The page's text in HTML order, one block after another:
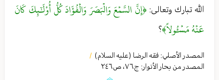
الله تبارك وتعالى: ﴿إِنَّ السَّمۡعَ وَالۡبَصَرَ وَالۡفُؤَادَ كُلُّ أُوْلَٰٓئِكَ كَانَ
عَنۡهُ مَسۡ‍ُٔولاً﴾؟
المصدر الأصلي: فقه الرضا (عليه السلام) /
المصدر من بحار الأنوار: ج٧٦، ص٢٤٦